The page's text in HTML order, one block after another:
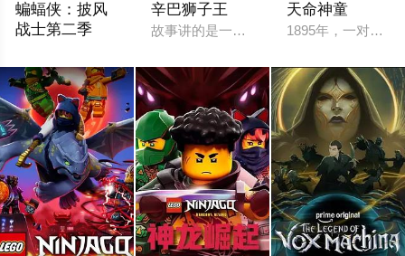
蝙蝠侠：披风
战士第二季
辛巴狮子王
故事讲的是一个叫辛巴的小狮子在困难中
天命神童
1895年，一对男女